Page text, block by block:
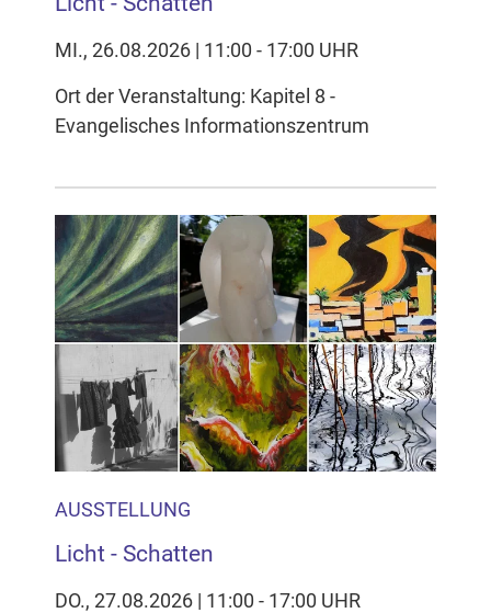
MI., 26.08.2026 | 11:00 - 17:00 UHR
Ort der Veranstaltung: Kapitel 8 -
Evangelisches Informationszentrum
AUSSTELLUNG
Licht - Schatten
DO., 27.08.2026 | 11:00 - 17:00 UHR